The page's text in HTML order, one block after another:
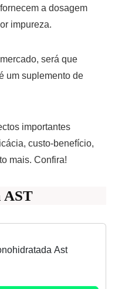
a dosagem
impureza.
será que
um suplemento de
importantes
custo-benefício,
mais. Confira!
AST
Ast